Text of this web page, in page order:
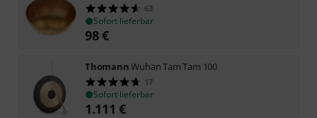
63
Sofort lieferbar
98€
ThomannWuhan Tam Tam 100
17
Sofort lieferbar
1.111 €